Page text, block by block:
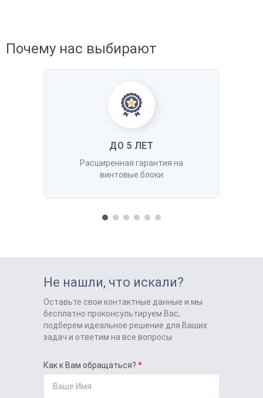
Почему нас выбирают
ДО 5 ЛЕТ
Расширенная гарантия на
винтовые блоки
Не нашли, что искали?
Оставьте свои контактные данные и мы
бесплатно проконсультируем Вас,
подберем идеальное решение для Ваших
задач и ответим на все вопросы
Как к Вам обращаться?